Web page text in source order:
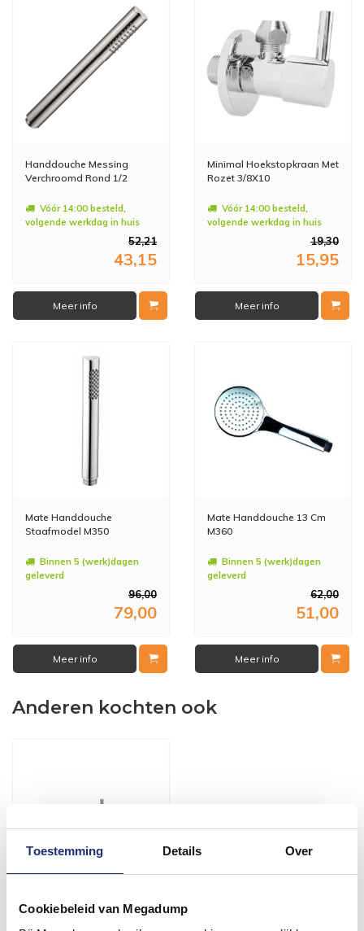
Toestemming Details Over
Cookiebeleid van Megadump
Handdouche Messing
Verchroomd Rond 1/2
Vóór 14:00 besteld,
volgende werkdag in huis
52,21
43,15
Meer info
Minimal Hoekstopkraan Met
Rozet 3/8X10
Vóór 14:00 besteld,
volgende werkdag in huis
19,30
15,95
Meer info
Mate Handdouche
Staafmodel M350
Binnen 5 (werk)dagen
geleverd
96,00
79,00
Meer info
Mate Handdouche 13 Cm
M360
Binnen 5 (werk)dagen
geleverd
62,00
51,00
Meer info
Anderen kochten ook
Minimal Hoekstopkraan Incl
Rozet 1/2X1/2